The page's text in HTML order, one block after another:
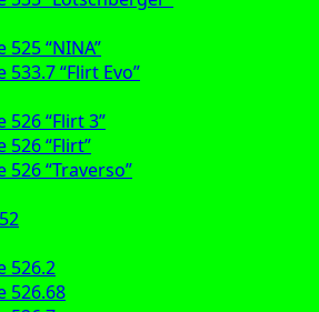
525 “NINA”
533.7 “Flirt Evo”
526 “Flirt 3”
526 “Flirt”
526 “Traverso”
526.2
526.68